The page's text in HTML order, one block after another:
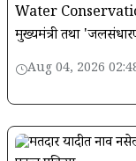
Water Conservation
मुख्यमंत्री तथा
ऑगस्ट हा जयंतीदिवस
Aug 04, 2026